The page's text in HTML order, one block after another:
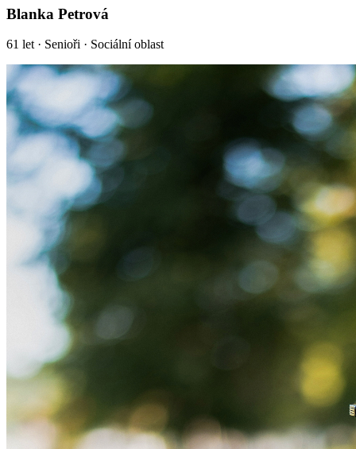
Blanka Petrová
61 let · Senioři · Sociální oblast